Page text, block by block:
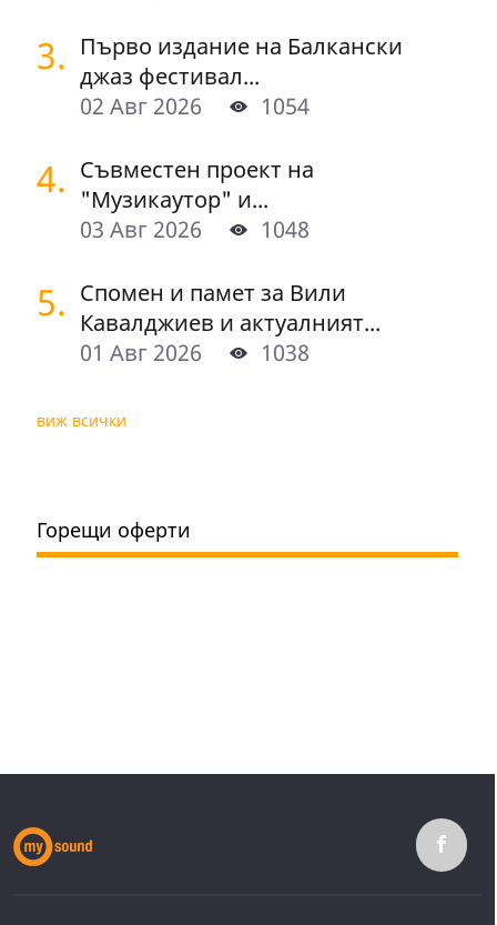
3. Първо издание на Балкански
джаз фестивал...
02 Авг 2026
1054
4. Съвместен проект на
"Музикаутор" и...
03 Авг 2026
1048
5. Спомен и памет за Вили
Кавалджиев и актуалният...
01 Авг 2026
1038
виж всички
Горещи оферти